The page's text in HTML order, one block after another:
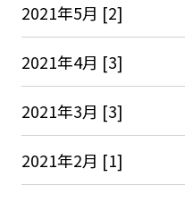
2021年5月 [2]
2021年4月 [3]
2021年3月 [3]
2021年2月 [1]